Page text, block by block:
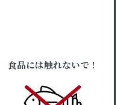
食品には触れないで！